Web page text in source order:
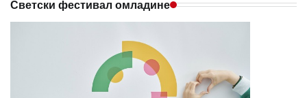
Светски фестивал омладине